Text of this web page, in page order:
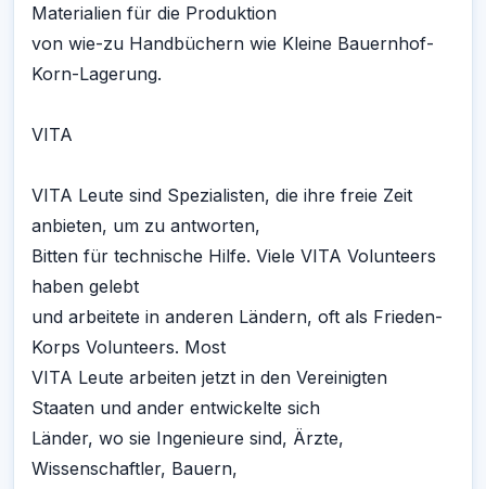
Materialien für die Produktion
von wie-zu Handbüchern wie Kleine Bauernhof-
Korn-Lagerung.
VITA
VITA Leute sind Spezialisten, die ihre freie Zeit
anbieten, um zu antworten,
Bitten für technische Hilfe. Viele VITA Volunteers
haben gelebt
und arbeitete in anderen Ländern, oft als Frieden-
Korps Volunteers. Most
VITA Leute arbeiten jetzt in den Vereinigten
Staaten und ander entwickelte sich
Länder, wo sie Ingenieure sind, Ärzte,
Wissenschaftler, Bauern,